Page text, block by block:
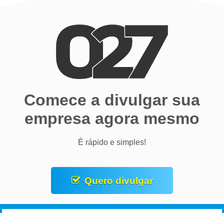
Comece a divulgar sua
empresa agora mesmo
É rápido e simples!
Quero divulgar